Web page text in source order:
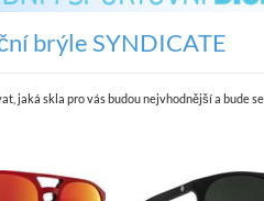
brýle SYNDICATE
jaká skla pro vás budou nejvhodnější a bude